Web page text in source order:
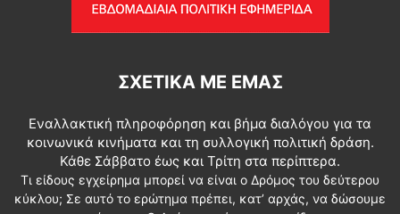
ΣΧΕΤΙΚΆ ΜΕ ΕΜΆΣ
Εναλλακτική πληροφόρηση και βήμα διαλόγου για τα
κοινωνικά κινήματα και τη συλλογική πολιτική δράση.
Κάθε Σάββατο έως και Τρίτη στα περίπτερα.
Τι είδους εγχείρημα μπορεί να είναι ο Δρόμος του δεύτερου
κύκλου; Σε αυτό το ερώτημα πρέπει, κατ’ αρχάς, να δώσουμε